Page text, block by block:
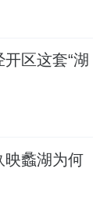
区这套“湖
映蠡湖为何